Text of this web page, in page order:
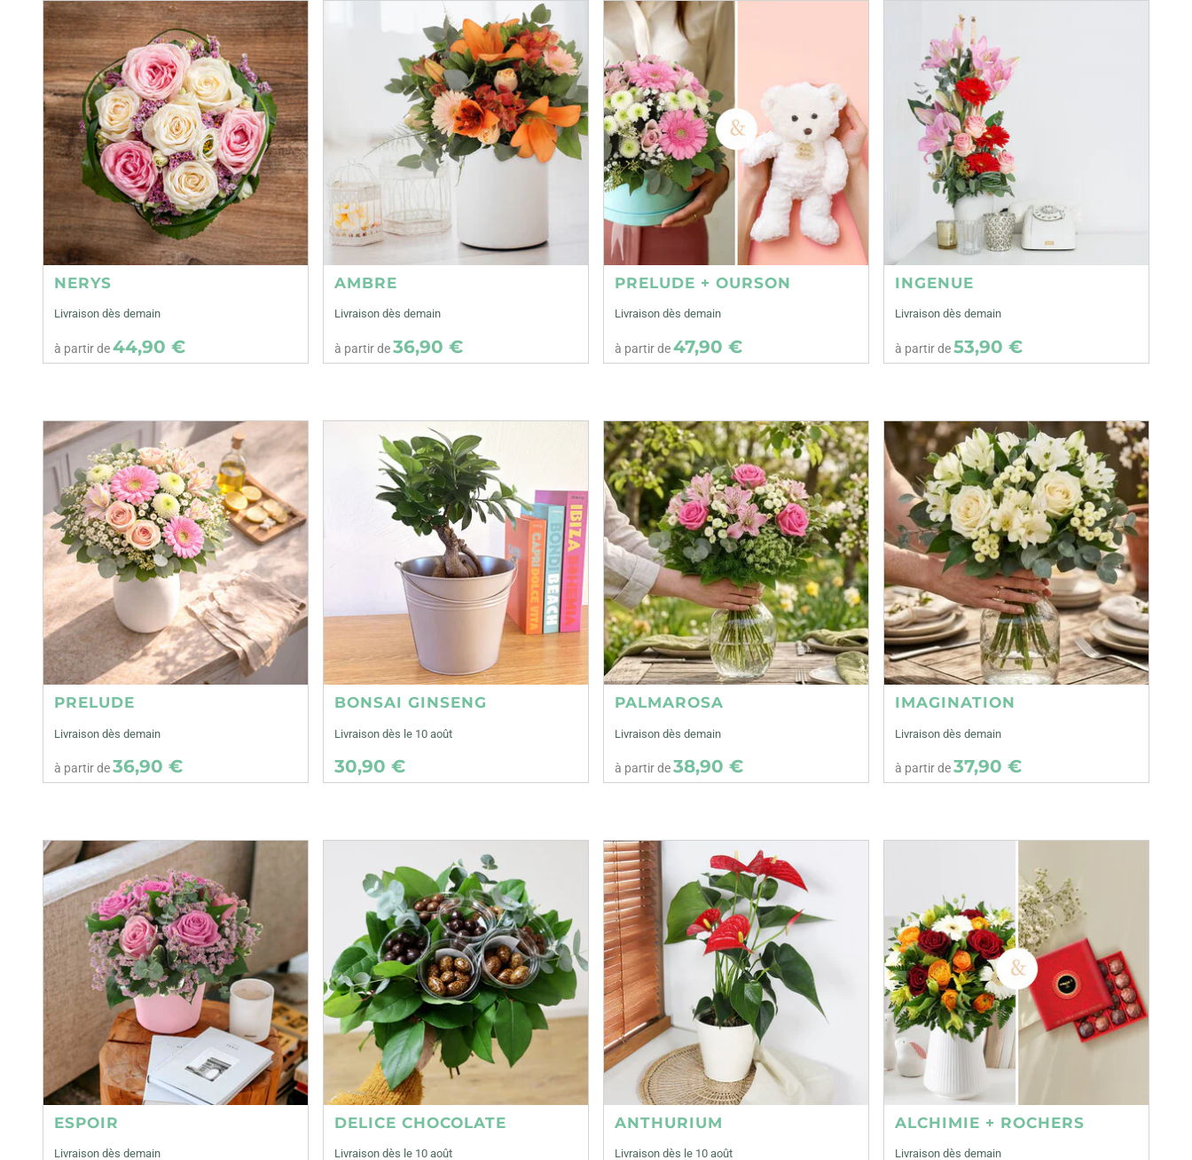
NERYS
Livraison dès demain
à partir de44,90 €
AMBRE
Livraison dès demain
à partir de36,90 €
PRELUDE + OURSON
Livraison dès demain
à partir de47,90 €
INGENUE
Livraison dès demain
à partir de53,90 €
PRELUDE
Livraison dès demain
à partir de36,90 €
BONSAI GINSENG
Livraison dès le 10 août
30,90 €
PALMAROSA
Livraison dès demain
à partir de38,90 €
IMAGINATION
Livraison dès demain
à partir de37,90 €
ESPOIR
Livraison dès demain
DELICE CHOCOLATE
Livraison dès le 10 août
ANTHURIUM
Livraison dès le 10 août
ALCHIMIE + ROCHERS
Livraison dès demain